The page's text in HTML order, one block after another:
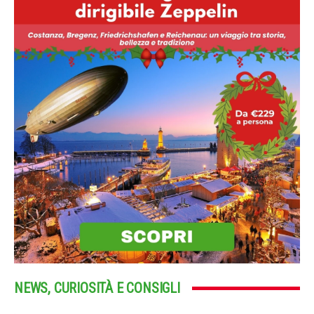
NEWS, CURIOSITÀ E CONSIGLI